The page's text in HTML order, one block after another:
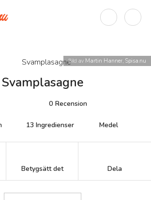
Bild av Martin Hanner, Spisa.nu
Svamplasagne
0 Recension
13 Ingredienser Medel
Betygsätt det Dela